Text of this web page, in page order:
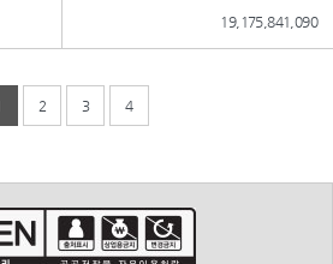
19,175,841,090
2 3 4